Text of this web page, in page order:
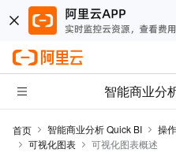
智能商业分
首页 智能商业分析 Quick BI 操
可视化图表
可视化图表概述